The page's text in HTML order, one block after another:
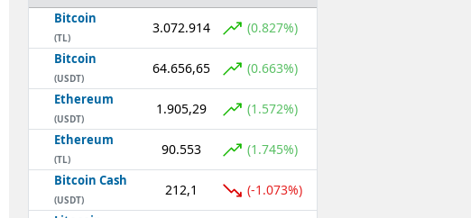
Bitcoin
(TL)
3.072.914 (0.827%)
Bitcoin
(USDT)
64.656,65 (0.663%)
Ethereum
(USDT)
1.905,29 (1.572%)
Ethereum
(TL)
90.553 (1.745%)
Bitcoin Cash
(USDT)
212,1 (-1.073%)